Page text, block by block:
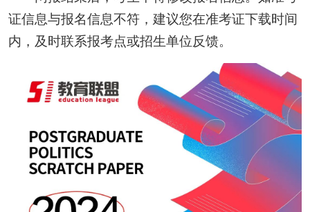
证信息与报名信息不符，建议您在准考证下载时间
内，及时联系报考点或招生单位反馈。